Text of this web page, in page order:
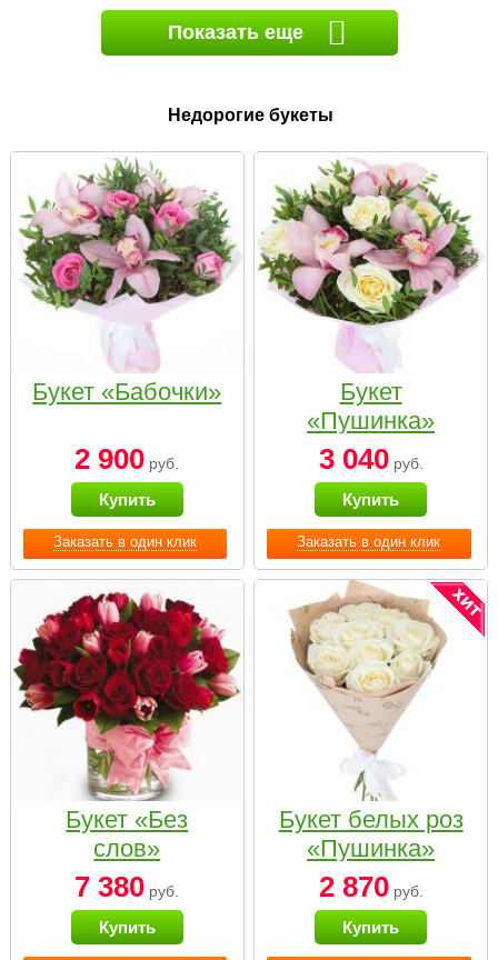
Показать еще
Недорогие букеты
Заказать в один клик
Букет «Бабочки»
2 900 руб.
Купить
Заказать в один клик
Букет
«Пушинка»
3 040руб.
Купить
Букет «Без
слов»
7 380 руб.
Купить
Букет белых роз
«Пушинка»
2 870руб.
Купить